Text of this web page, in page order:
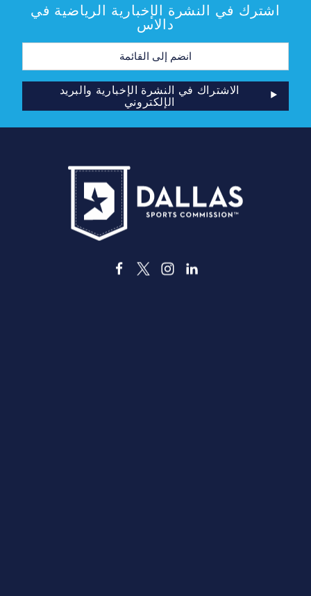
اشترك في النشرة الإخبارية الرياضية في
دالاس
عنوان
الإلكتروني
الاشتراك في النشرة الإخبارية والبريد
الإلكتروني